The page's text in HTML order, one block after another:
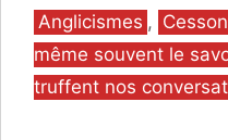
Catégories
Anglicismes ,
même souvent le
truffent nos